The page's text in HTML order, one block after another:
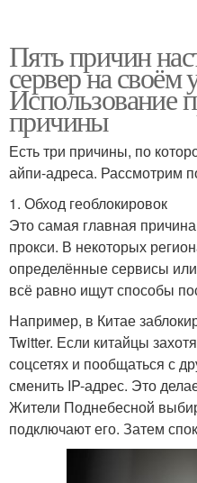
Пять причин
сервер на своём
Использование
причины
Есть три причины, по
айпи-адреса. Рассмотрим
1. Обход геоблокировок
Это самая главная
прокси. В некоторых
определённые сервисы
всё равно ищут способы
Например, в Китае
Twitter. Если китайцы
соцсетях и пообщаться с
сменить IP-адрес. Это
Жители Поднебесной
подключают его. Затем